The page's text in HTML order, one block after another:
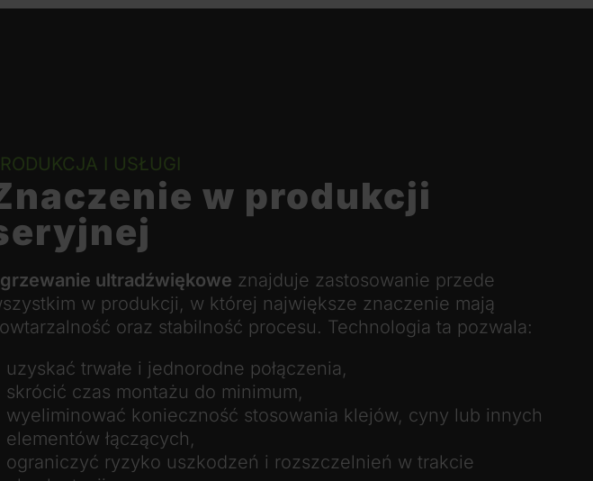
I USŁUGI
w produkcji
ultradźwiękowe znajduje zastosowanie przede
w produkcji, w której największe znaczenie mają
oraz stabilność procesu. Technologia ta pozwala:
uzyskać trwałe i jednorodne połączenia,
skrócić czas montażu do minimum,
wyeliminować konieczność stosowania klejów, cyny lub innych
elementów łączących,
ograniczyć ryzyko uszkodzeń i rozszczelnień w trakcie